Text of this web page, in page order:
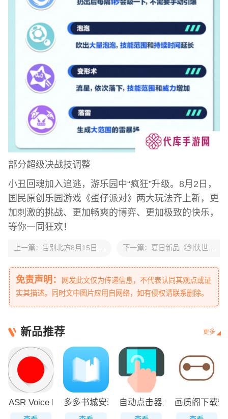
部分超级决战技调整
小丑回魂加入追逃，游乐园中“疯狂”升级。8月2日，
国民原创乐园游戏《蛋仔派对》两大玩法齐上新，更
加刺激的挑战、更加畅爽的博弈、更加极致的快乐，
等你一同狂欢！
上一篇： 告别北方8月15日正式发售 下一篇： 夏日新品《剑侠世界3》新坐骑新宠物霸气登场
免责声明：
网发此文仅为传递信息，不代表认同其观点或证
实其描述。同时文中图片应用自网络，如有侵权请联系删除。
新品推荐 更多
ASR Voice Recorder高级专业版下载
多多书城安装 自动点击器永久免费版下载
画质阁下载